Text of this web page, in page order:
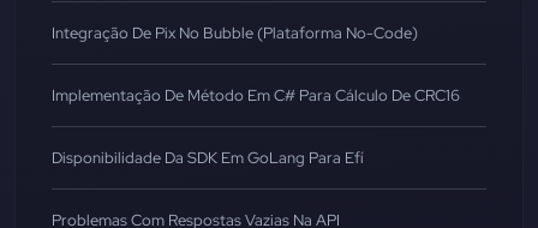
Integração De Pix No Bubble (Plataforma No-Code)
Implementação De Método Em C# Para Cálculo De CRC16
Disponibilidade Da SDK Em GoLang Para Efí
Problemas Com Respostas Vazias Na API